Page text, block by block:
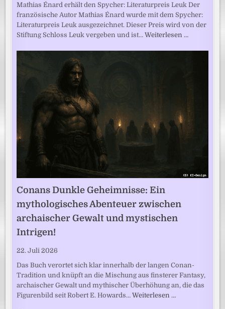
Mathias Énard erhält den Spycher: Literaturpreis Leuk Der
französische Autor Mathias Énard wurde mit dem Spycher:
Literaturpreis Leuk ausgezeichnet. Dieser Preis wird von der
Stiftung Schloss Leuk vergeben und ist…Weiterlesen …
Conans Dunkle Geheimnisse: Ein
mythologisches Abenteuer zwischen
archaischer Gewalt und mystischen
Intrigen!
22. Juli 2026
Das Buch verortet sich klar innerhalb der langen Conan-
Tradition und knüpft an die Mischung aus finsterer Fantasy,
archaischer Gewalt und mythischer Überhöhung an, die das
Figurenbild seit Robert E. Howards…Weiterlesen …